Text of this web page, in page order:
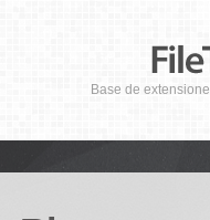
Base de